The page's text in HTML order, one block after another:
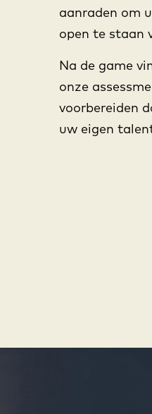
aanraden om
open te staan
Na de game
onze
voorbereiden
uw eigen